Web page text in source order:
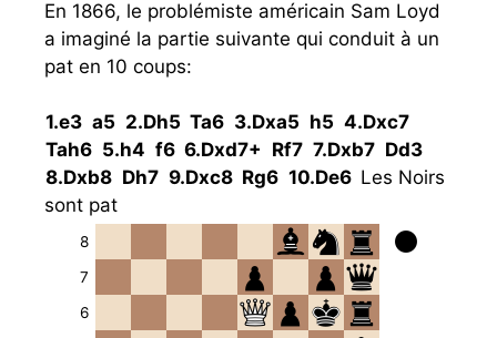
En 1866, le problémiste américain Sam Loyd
a imaginé la partie suivante qui conduit à un
pat en 10 coups:
1.e3 a5 2.Dh5 Ta6 3.Dxa5 h5 4.Dxc7
Tah6 5.h4 f6 6.Dxd7+ Rf7 7.Dxb7 Dd3
8.Dxb8 Dh7 9.Dxc8 Rg6 10.De6 Les Noirs
sont pat
8
7
6